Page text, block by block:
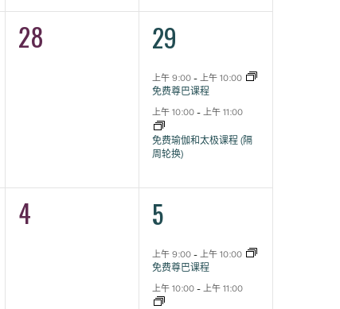
0
28
2
活
动,
29
上午 9:00-上午 10:00
免费尊巴课程
上午 10:00-上午 11:00
免费瑜伽和太极课程 (隔
周轮换)
0
4
2
活
动,
5
上午 9:00- 上午 10:00
免费尊巴课程
上午 10:00-上午 11:00